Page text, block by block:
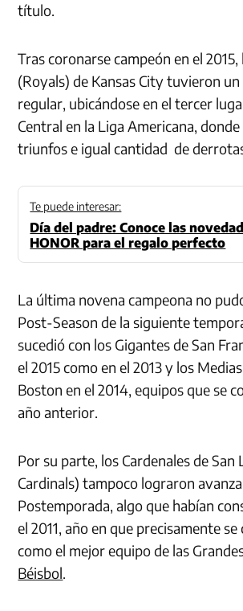
título.
Tras coronarse campeón en el 2015,
(Royals) de Kansas City tuvieron
regular, ubicándose en el tercer
Central en la Liga Americana,
triunfos e igual cantidad de
Te puede interesar:
Día del padre: Conoce las
HONOR para el regalo perfecto
La última novena campeona no
Post-Season de la siguiente
sucedió con los Gigantes de San
el 2015 como en el 2013 y los
Boston en el 2014, equipos que se
año anterior.
Por su parte, los Cardenales de
Cardinals) tampoco lograron
Postemporada, algo que habían
el 2011, año en que precisamente
como el mejor equipo de las
Béisbol.